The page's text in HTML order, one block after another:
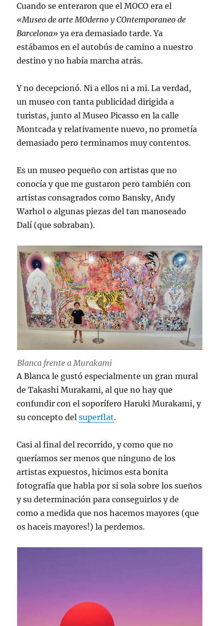
Cuando se enteraron que el MOCO era el
«Museo de arte MOderno y COntemporaneo de
Barcelona» ya era demasiado tarde. Ya
estábamos en el autobús de camino a nuestro
destino y no había marcha atrás.
Y no decepcionó. Ni a ellos ni a mi. La verdad,
un museo con tanta publicidad dirigida a
turistas, junto al Museo Picasso en la calle
Montcada y relativamente nuevo, no prometía
demasiado pero terminamos muy contentos.
Es un museo pequeño con artistas que no
conocía y que me gustaron pero también con
artistas consagrados como Bansky, Andy
Warhol o algunas piezas del tan manoseado
Dalí (que sobraban).
Blanca frente a Murakami
A Blanca le gustó especialmente un gran mural
de Takashi Murakami, al que no hay que
confundir con el soporífero Haruki Murakami, y
su concepto delsuperflat.
Casi al final del recorrido, y como que no
queríamos ser menos que ninguno de los
artistas expuestos, hicimos esta bonita
fotografía que habla por si sola sobre los sueños
y su determinación para conseguirlos y de
como a medida que nos hacemos mayores (que
os haceis mayores!) la perdemos.